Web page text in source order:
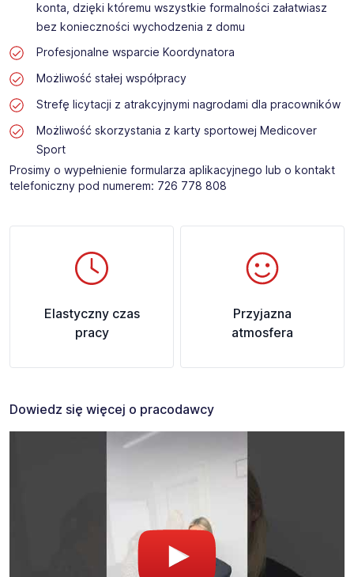
konta, dzięki któremu wszystkie formalności załatwiasz
bez konieczności wychodzenia z domu
Profesjonalne wsparcie Koordynatora
Możliwość stałej współpracy
Strefę licytacji z atrakcyjnymi nagrodami dla pracowników
Możliwość skorzystania z karty sportowej Medicover
Sport
Prosimy o wypełnienie formularza aplikacyjnego lub o kontakt
telefoniczny pod numerem: 726 778 808
Elastyczny czas
pracy
Przyjazna
atmosfera
Dowiedz się więcej o pracodawcy